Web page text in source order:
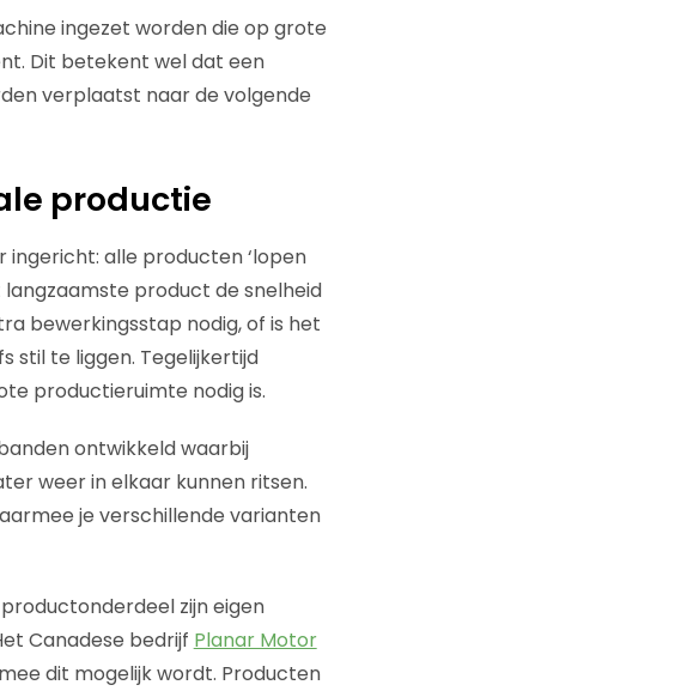
ingezet worden die op grote
Dit betekent wel dat een
verplaatst naar de volgende
productie
alle producten ‘lopen
product de snelheid
bewerkingsstap nodig, of is het
stil te liggen. Tegelijkertijd
productieruimte nodig is.
ontwikkeld waarbij
weer in elkaar kunnen ritsen.
je verschillende varianten
zijn eigen
Canadese bedrijf Planar Motor
dit mogelijk wordt. Producten